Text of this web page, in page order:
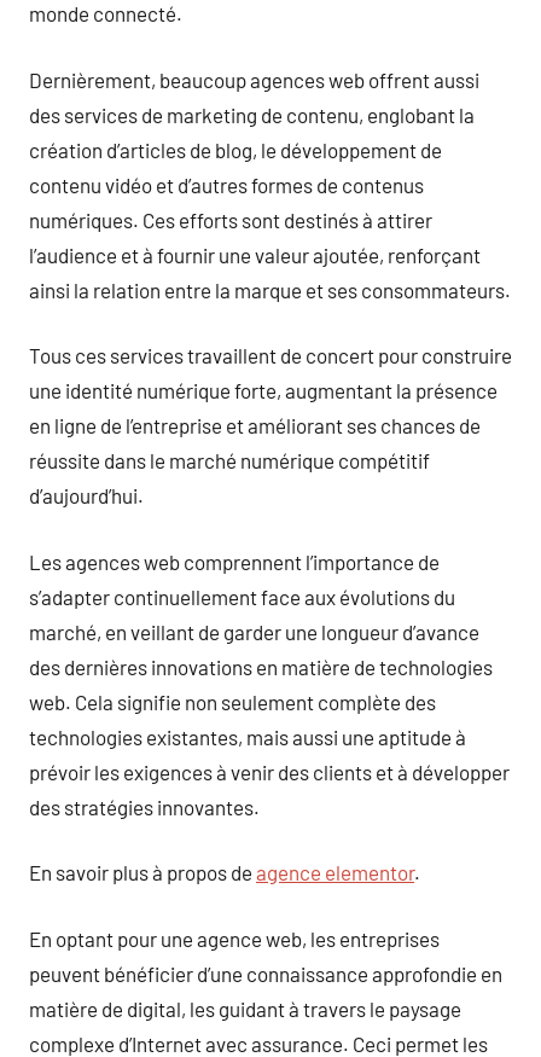
monde connecté.
Dernièrement, beaucoup agences web offrent aussi
des services de marketing de contenu, englobant la
création d’articles de blog, le développement de
contenu vidéo et d’autres formes de contenus
numériques. Ces efforts sont destinés à attirer
l’audience et à fournir une valeur ajoutée, renforçant
ainsi la relation entre la marque et ses consommateurs.
Tous ces services travaillent de concert pour construire
une identité numérique forte, augmentant la présence
en ligne de l’entreprise et améliorant ses chances de
réussite dans le marché numérique compétitif
d’aujourd’hui.
Les agences web comprennent l’importance de
s’adapter continuellement face aux évolutions du
marché, en veillant de garder une longueur d’avance
des dernières innovations en matière de technologies
web. Cela signifie non seulement complète des
technologies existantes, mais aussi une aptitude à
prévoir les exigences à venir des clients et à développer
des stratégies innovantes.
En savoir plus à propos de agence elementor.
En optant pour une agence web, les entreprises
peuvent bénéficier d’une connaissance approfondie en
matière de digital, les guidant à travers le paysage
complexe d’Internet avec assurance. Ceci permet les